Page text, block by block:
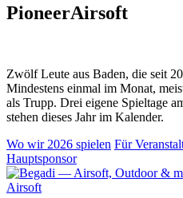
PioneerAirsoft
Zwölf Leute aus Baden, die seit
Mindestens einmal im Monat,
als Trupp. Drei eigene Spieltage
stehen dieses Jahr im Kalender.
Wo wir 2026 spielen Für
Hauptsponsor